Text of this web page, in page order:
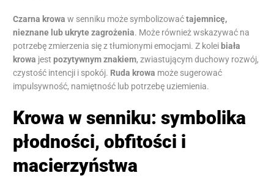
Czarna krowa w senniku może symbolizowaćtajemnicę,
nieznane lub ukryte zagrożenia. Może również wskazywać na
potrzebę zmierzenia się z tłumionymi emocjami. Z koleibiała
krowa jestpozytywnym znakiem, zwiastującym duchowy rozwój,
czystość intencji i spokój. Ruda krowa może sugerować
impulsywność, namiętność lub potrzebę uziemienia.
Krowa w senniku: symbolika
płodności, obfitości i
macierzyństwa